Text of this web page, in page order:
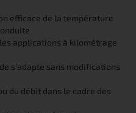
efficace de la température
applications à kilométrage
s'adapte sans modifications
du débit dans le cadre des